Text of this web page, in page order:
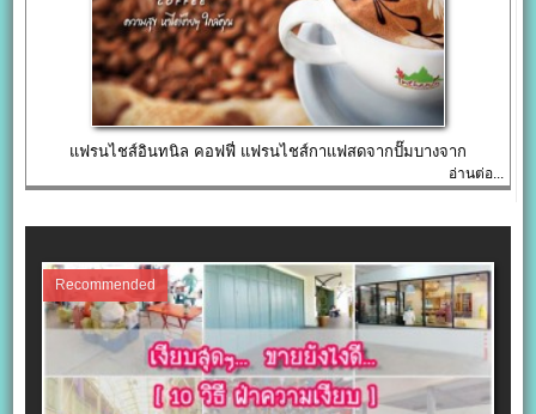
แฟรนไชส์อินทนิล คอฟฟี่ แฟรนไชส์กาแฟสดจากปั๊มบางจาก
อ่านต่อ...
Recommended